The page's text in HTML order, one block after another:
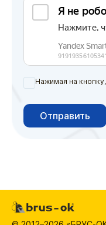
Нажимая на
Отправить